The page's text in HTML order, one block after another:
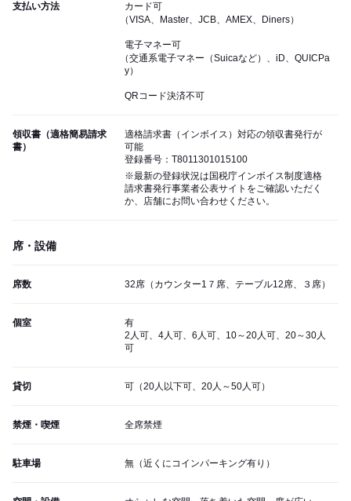
支払い方法
カード可
（VISA、Master、JCB、AMEX、Diners）
電子マネー可
（交通系電子マネー（Suicaなど）、iD、QUICPa
y）
QRコード決済不可
領収書（適格簡易請求
書）
適格請求書（インボイス）対応の領収書発行が
可能
登録番号：T8011301015100
※最新の登録状況は国税庁インボイス制度適格
請求書発行事業者公表サイトをご確認いただく
か、店舗にお問い合わせください。
席・設備
席数 32席（カウンター1７席、テーブル12席、３席）
個室
有
2人可、4人可、6人可、10～20人可、20～30人
可
貸切 可（20人以下可、20人～50人可）
禁煙・喫煙 全席禁煙
駐車場 無（近くにコインパーキング有り）